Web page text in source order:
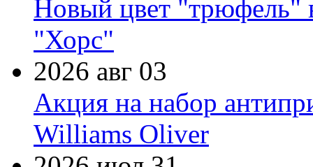
Новый цвет "трюфель"
"Хорс"
2026 авг 03
Акция на набор
Williams Oliver